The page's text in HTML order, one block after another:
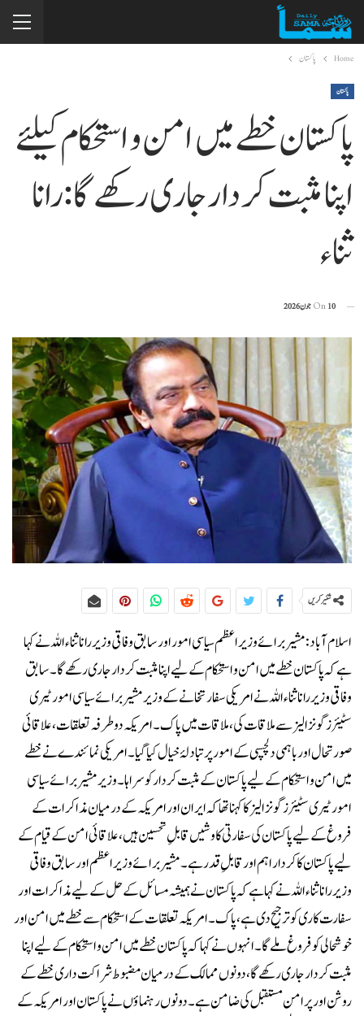
Home پاکستان
پاکستان
پاکستان خطے میں امن و استحکام کیلئے
اپنا مثبت کردار جاری رکھے گا: رانا
ثناء
On10 جون 2026
شئیر کریں
اسلام آباد: مشیر برائے وزیراعظم سیاسی امور اور سابق وفاقی وزیر رانا ثناء اللہ نے کہا
ہے کہ پاکستان خطے میں امن و استحکام کے لیے اپنا مثبت کردار جاری رکھے گا۔سابق
وفاقی وزیر رانا ثناء اللہ نے امریکی سفارتخانے کے وزیر مشیر برائے سیاسی امور ٹیری
سٹیئرز گونزالیز سے ملاقات کی، ملاقات میں پاک۔امریکہ دوطرفہ تعلقات، علاقائی
صورتحال اور باہمی دلچسپی کے امور پر تبادلۂ خیال کیا گیا۔امریکی نمائندے نے خطے
میں امن و استحکام کے لیے پاکستان کے مثبت کردار کو سراہا۔وزیر مشیر برائے سیاسی
امور ٹیری سٹیئرز گونزالیز کا کہنا تھا کہ ایران اور امریکہ کے درمیان مذاکرات کے
فروغ کے لیے پاکستان کی سفارتی کاوشیں قابلِ تحسین ہیں، علاقائی امن کے قیام کے
لیے پاکستان کا کردار اہم اور قابلِ قدر ہے۔مشیر برائے وزیر اعظم اور سابق وفاقی
وزیر رانا ثناء اللہ نے کہا ہے کہ پاکستان نے ہمیشہ مسائل کے حل کے لیے مذاکرات اور
سفارت کاری کو ترجیح دی ہے، پاک۔امریکہ تعلقات کے استحکام سے خطے میں امن اور
خوشحالی کو فروغ ملے گا۔انہوں نے کہا کہ پاکستان خطے میں امن و استحکام کے لیے اپنا
مثبت کردار جاری رکھے گا، دونوں ممالک کے درمیان مضبوط شراکت داری خطے کے
روشن اور پرامن مستقبل کی ضامن ہے۔دونوں رہنماؤں نے پاکستان اور امریکہ کے